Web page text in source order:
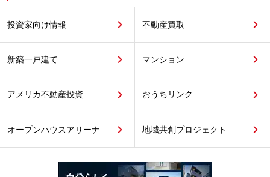
投資家向け情報 不動産買取
新築一戸建て マンション
アメリカ不動産投資 おうちリンク
オープンハウスアリーナ 地域共創プロジェクト